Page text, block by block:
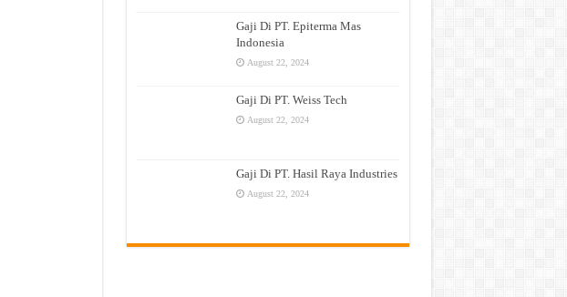
Gaji Di PT. Epiterma Mas
Indonesia
August 22, 2024
Gaji Di PT. Weiss Tech
August 22, 2024
Gaji Di PT. Hasil Raya Industries
August 22, 2024